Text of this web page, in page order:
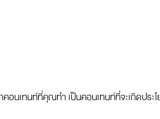
อนเทนท์ที่คุณทำ เป็นคอนเทนท์ที่จะเกิดประ